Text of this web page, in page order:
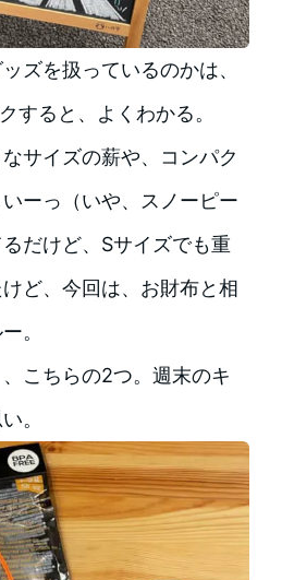
ズを扱っているのかは、
すると、よくわかる。
サイズの薪や、コンパク
ーっ（いや、スノーピー
だけど、Sサイズでも重
ど、今回は、お財布と相
。
こちらの2つ。週末のキ
。